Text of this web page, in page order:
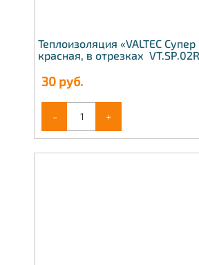
Теплоизоляция «VALTEC
красная, в отрезках
30 руб.
- +